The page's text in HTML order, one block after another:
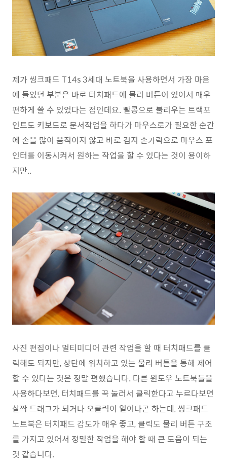
제가 씽크패드 T14s 3세대 노트북을 사용하면서 가장 마음
에 들었던 부분은 바로 터치패드에 물리 버튼이 있어서 매우
편하게 쓸 수 있었다는 점인데요. 빨콩으로 불리우는 트랙포
인트도 키보드로 문서작업을 하다가 마우스로가 필요한 순간
에 손을 많이 움직이지 않고 바로 검지 손가락으로 마우스 포
인터를 이동시켜서 원하는 작업을 할 수 있다는 것이 용이하
지만..
사진 편집이나 멀티미디어 관련 작업을 할 때 터치패드를 클
릭해도 되지만, 상단에 위치하고 있는 물리 버튼을 통해 제어
할 수 있다는 것은 정말 편했습니다. 다른 윈도우 노트북들을
사용하다보면, 터치패드를 꾹 눌러서 클릭한다고 누르다보면
살짝 드래그가 되거나 오클릭이 일어나곤 하는데, 씽크패드
노트북은 터치패드 감도가 매우 좋고, 클릭도 물리 버튼 구조
를 가지고 있어서 정밀한 작업을 해야 할 때 큰 도움이 되는
것 같습니다.